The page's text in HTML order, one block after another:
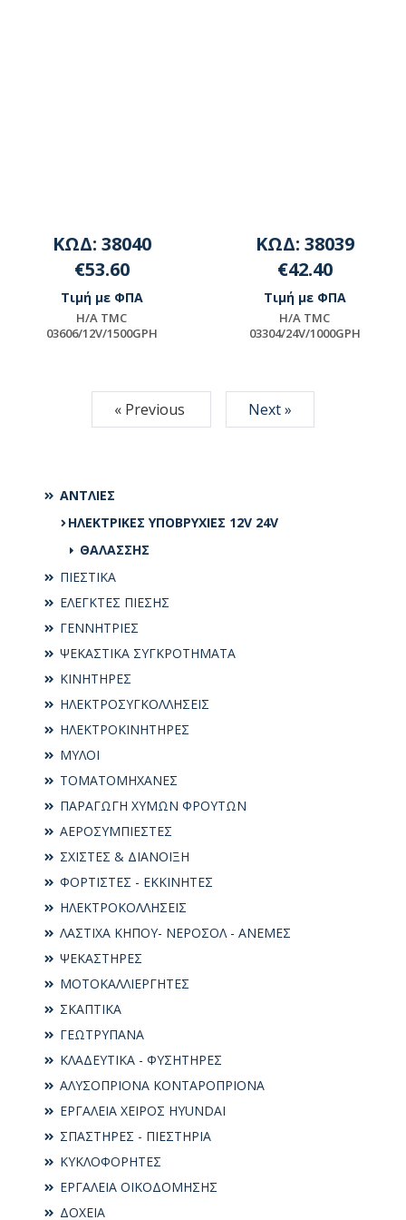
ΑΝΤΛΙΕΣ
ΗΛΕΚΤΡΙΚΕΣ ΥΠΟΒΡΥΧΙΕΣ 12V 24V
ΘΑΛΑΣΣΗΣ
ΠΙΕΣΤΙΚΑ
ΕΛΕΓΚΤΕΣ ΠΙΕΣΗΣ
ΓΕΝΝΗΤΡΙΕΣ
ΨΕΚΑΣΤΙΚΑ ΣΥΓΚΡΟΤΗΜΑΤΑ
ΚΙΝΗΤΗΡΕΣ
ΗΛΕΚΤΡΟΣΥΓKΟΛΛΗΣΕΙΣ
ΗΛΕΚΤΡΟΚΙΝΗΤΗΡΕΣ
ΜΥΛΟΙ
ΤΟΜΑΤΟΜΗΧΑΝΕΣ
ΠΑΡΑΓΩΓΗ ΧΥΜΩΝ ΦΡΟΥΤΩΝ
ΑΕΡΟΣΥΜΠΙΕΣΤΕΣ
ΣΧΙΣΤΕΣ & ΔΙΑΝΟΙΞΗ
ΦΟΡΤΙΣΤΕΣ - ΕΚΚΙΝΗΤΕΣ
ΗΛΕΚΤΡΟΚΟΛΛΗΣΕΙΣ
ΛΑΣΤΙΧΑ ΚΗΠΟΥ- ΝΕΡΟΣΟΛ - ΑΝΕΜΕΣ
ΨΕΚΑΣΤΗΡΕΣ
ΜΟΤΟΚΑΛΛΙΕΡΓΗΤΕΣ
ΣΚΑΠΤΙΚΑ
ΓΕΩΤΡΥΠΑΝΑ
ΚΛΑΔΕΥΤΙΚΑ - ΦΥΣΗΤΗΡΕΣ
ΑΛΥΣΟΠΡΙΟΝΑ ΚΟΝΤΑΡΟΠΡΙΟΝΑ
ΕΡΓΑΛΕΙΑ ΧΕΙΡΟΣ HYUNDAI
ΣΠΑΣΤΗΡΕΣ - ΠΙΕΣΤΗΡΙΑ
ΚΥΚΛΟΦΟΡΗΤΕΣ
ΕΡΓΑΛΕΙΑ ΟΙΚΟΔΟΜΗΣΗΣ
ΔΟΧΕΙΑ
ΚΩΔ: 38040
€53.60
Τιμή με ΦΠΑ
H/A TMC
03606/12V/1500GPH
ΚΩΔ: 38039
€42.40
Τιμή με ΦΠΑ
H/A TMC
03304/24V/1000GPH
« Previous Next »